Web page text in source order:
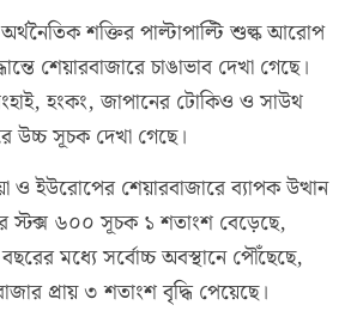
অর্থনৈতিক শক্তির পাল্টাপাল্টি শুল্ক আরোপ
শেয়ারবাজারে চাঙাভাব দেখা গেছে।
হংকং, জাপানের টোকিও ও সাউথ
উচ্চ সূচক দেখা গেছে।
ইউরোপের শেয়ারবাজারে ব্যাপক উত্থান
স্টক্স ৬০০ সূচক ১ শতাংশ বেড়েছে,
মধ্যে সর্বোচ্চ অবস্থানে পৌঁছেছে,
প্রায় ৩ শতাংশ বৃদ্ধি পেয়েছে।